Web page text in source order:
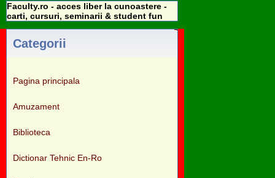
Faculty.ro - acces liber la cunoastere -
carti, cursuri, seminarii & student fun
Categorii
Pagina principala
Amuzament
Biblioteca
Dictionar Tehnic En-Ro